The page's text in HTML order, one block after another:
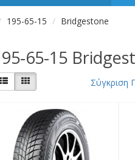
195-65-15 Bridgestone
65-15
Σύγκριση